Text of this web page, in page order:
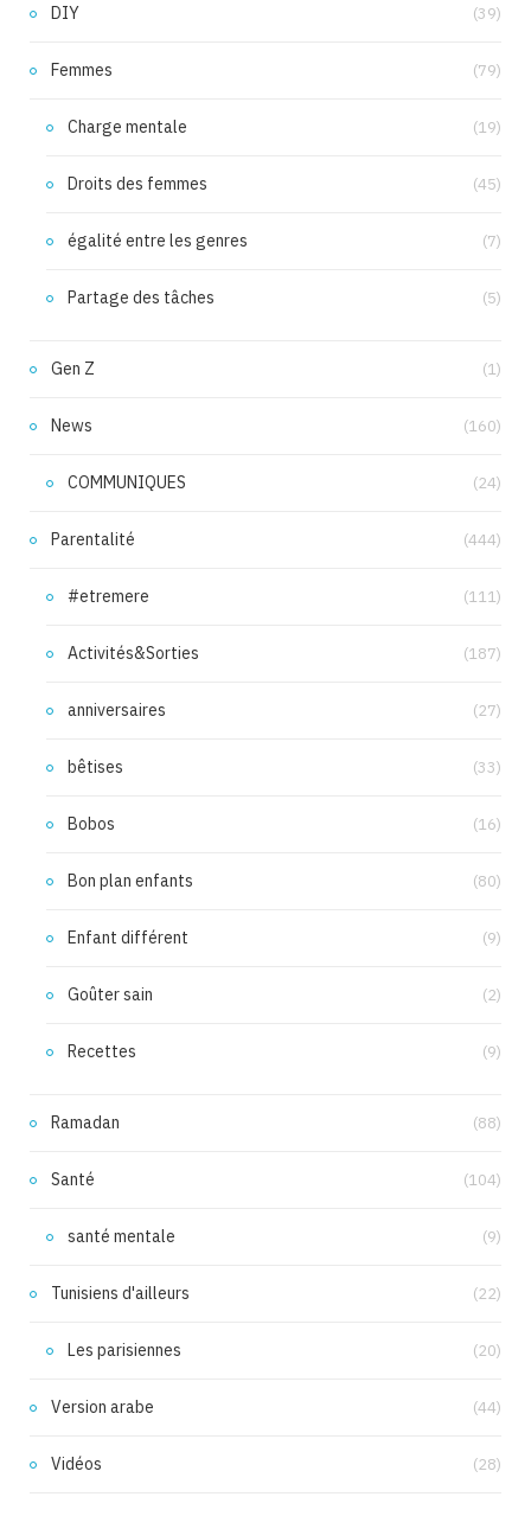
DIY (39)
Femmes (79)
Charge mentale (19)
Droits des femmes (45)
égalité entre les genres (7)
Partage des tâches (5)
Gen Z (1)
News (160)
COMMUNIQUES (24)
Parentalité (444)
#etremere (111)
Activités&Sorties (187)
anniversaires (27)
bêtises (33)
Bobos (16)
Bon plan enfants (80)
Enfant différent (9)
Goûter sain (2)
Recettes (9)
Ramadan (88)
Santé (104)
santé mentale (9)
Tunisiens d'ailleurs (22)
Les parisiennes (20)
Version arabe (44)
Vidéos (28)